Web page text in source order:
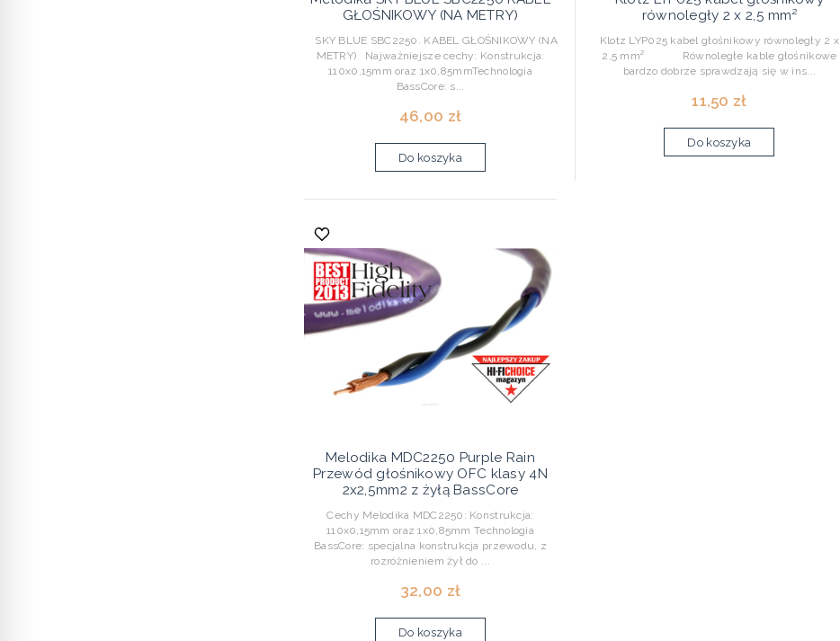
GŁOŚNIKOWY (NA METRY)
SKY BLUE SBC2250. KABEL GŁOŚNIKOWY (NA
METRY) Najważniejsze cechy: Konstrukcja:
110x0,15mm oraz 1x0,85mmTechnologia
BassCore: s...
46,00 zł
Do koszyka
równoległy 2 x 2,5 mm²
Klotz LYP025 kabel głośnikowy równoległy 2 x
2,5 mm² Równoległe kable głośnikowe
bardzo dobrze sprawdzają się w ins...
11,50 zł
Do koszyka
Melodika MDC2250 Purple Rain
Przewód głośnikowy OFC klasy 4N
2x2,5mm2 z żyłą BassCore
Cechy Melodika MDC2250: Konstrukcja:
110x0,15mm oraz 1x0,85mm Technologia
BassCore: specjalna konstrukcja przewodu, z
rozróżnieniem żył do ...
32,00 zł
Do koszyka